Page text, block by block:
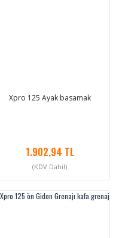
Xpro 125 Ayak basamak
1.902,94 TL
(KDV Dahil)